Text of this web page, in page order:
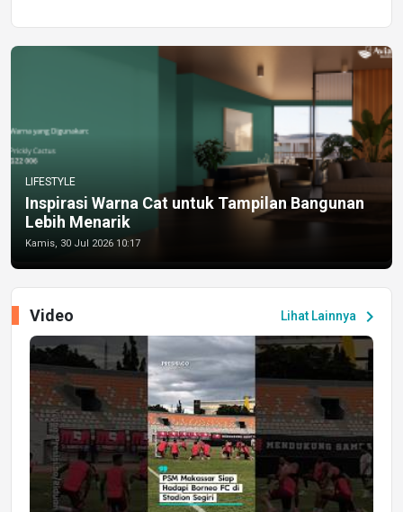
LIFESTYLE
Inspirasi Warna Cat untuk Tampilan Bangunan
Lebih Menarik
Kamis, 30 Jul 2026 10:17
Lihat Lainnya chevron_right
Video